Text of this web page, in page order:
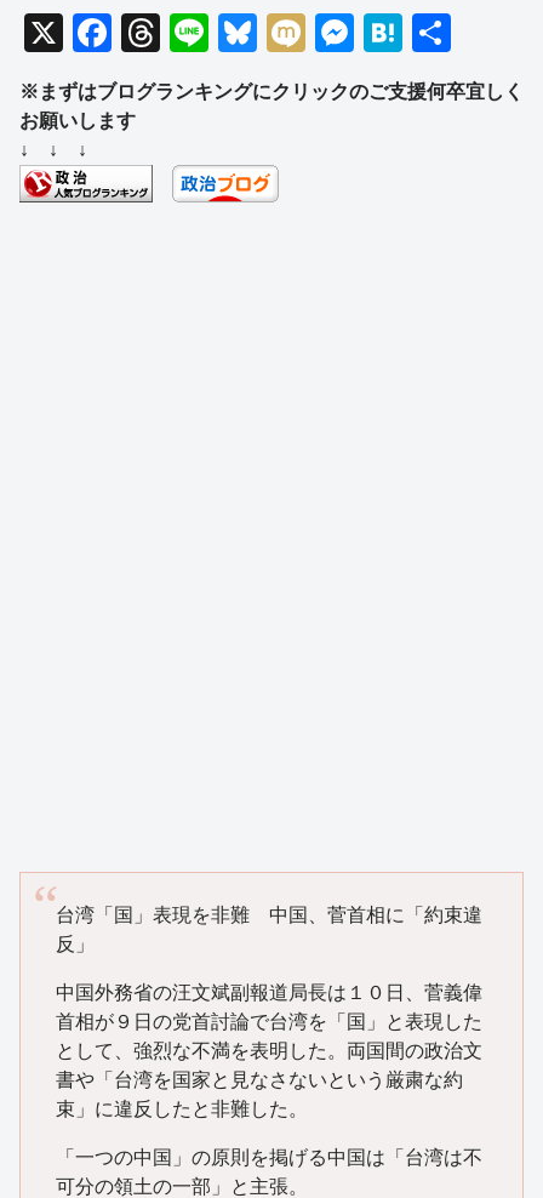
X
F
a
c
b
T
hr
e
d
Li
n
e
Bl
e
y
M
ixi
M
ss
H
at
e
有
※まずはブログランキングにクリックのご支援何卒宜しく
お願いします
↓ ↓ ↓
台湾「国」表現を非難 中国、菅首相に「約束違
反」
中国外務省の汪文斌副報道局長は１０日、菅義偉
首相が９日の党首討論で台湾を「国」と表現した
として、強烈な不満を表明した。両国間の政治文
書や「台湾を国家と見なさないという厳粛な約
束」に違反したと非難した。
「一つの中国」の原則を掲げる中国は「台湾は不
可分の領土の一部」と主張。